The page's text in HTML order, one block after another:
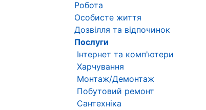
Робота
Особисте життя
Дозвілля та відпочинок
Послуги
Інтернет та комп'ютери
Харчування
Монтаж/Демонтаж
Побутовий ремонт
Сантехніка